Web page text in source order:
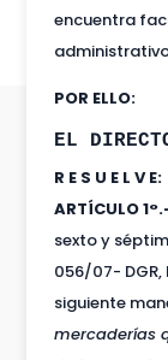
encuentra
POR ELLO:
EL
R E S U E L V E:
ARTÍCULO
sexto y
056/07-
siguiente
mercaderías